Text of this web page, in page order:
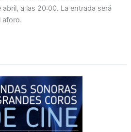
a las 20:00. La entrada será
aforo.